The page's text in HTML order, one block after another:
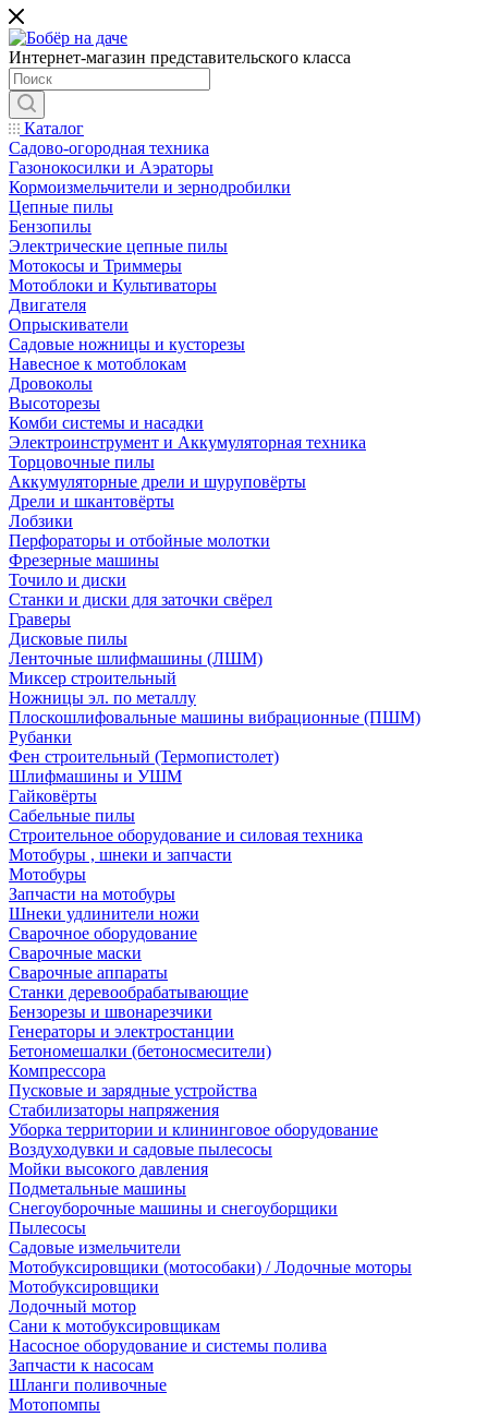
Интернет-магазин представительского класса
Каталог
Садово-огородная техника
Газонокосилки и Аэраторы
Кормоизмельчители и зернодробилки
Цепные пилы
Бензопилы
Электрические цепные пилы
Мотокосы и Триммеры
Мотоблоки и Культиваторы
Двигателя
Опрыскиватели
Садовые ножницы и кусторезы
Навесное к мотоблокам
Дровоколы
Высоторезы
Комби системы и насадки
Электроинструмент и Аккумуляторная техника
Торцовочные пилы
Аккумуляторные дрели и шуруповёрты
Дрели и шкантовёрты
Лобзики
Перфораторы и отбойные молотки
Фрезерные машины
Точило и диски
Станки и диски для заточки свёрел
Граверы
Дисковые пилы
Ленточные шлифмашины (ЛШМ)
Миксер строительный
Ножницы эл. по металлу
Плоскошлифовальные машины вибрационные (ПШМ)
Рубанки
Фен строительный (Термопистолет)
Шлифмашины и УШМ
Гайковёрты
Сабельные пилы
Строительное оборудование и силовая техника
Мотобуры , шнеки и запчасти
Мотобуры
Запчасти на мотобуры
Шнеки удлинители ножи
Сварочное оборудование
Сварочные маски
Сварочные аппараты
Станки деревообрабатывающие
Бензорезы и швонарезчики
Генераторы и электростанции
Бетономешалки (бетоносмесители)
Компрессора
Пусковые и зарядные устройства
Стабилизаторы напряжения
Уборка территории и клининговое оборудование
Воздуходувки и садовые пылесосы
Мойки высокого давления
Подметальные машины
Снегоуборочные машины и снегоуборщики
Пылесосы
Садовые измельчители
Мотобуксировщики (мотособаки) / Лодочные моторы
Мотобуксировщики
Лодочный мотор
Сани к мотобуксировщикам
Насосное оборудование и системы полива
Запчасти к насосам
Шланги поливочные
Мотопомпы